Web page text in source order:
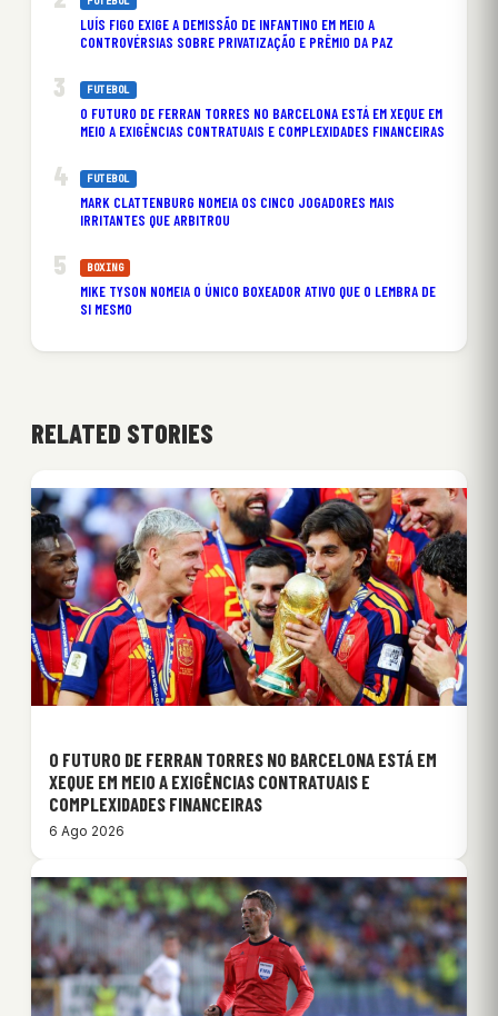
LUÍS FIGO EXIGE A DEMISSÃO DE INFANTINO EM MEIO A
CONTROVÉRSIAS SOBRE PRIVATIZAÇÃO E PRÊMIO DA PAZ
FUTEBOL
O FUTURO DE FERRAN TORRES NO BARCELONA ESTÁ EM XEQUE EM
MEIO A EXIGÊNCIAS CONTRATUAIS E COMPLEXIDADES FINANCEIRAS
FUTEBOL
MARK CLATTENBURG NOMEIA OS CINCO JOGADORES MAIS
IRRITANTES QUE ARBITROU
BOXING
MIKE TYSON NOMEIA O ÚNICO BOXEADOR ATIVO QUE O LEMBRA DE
SI MESMO
RELATED STORIES
O FUTURO DE FERRAN TORRES NO BARCELONA ESTÁ EM
XEQUE EM MEIO A EXIGÊNCIAS CONTRATUAIS E
COMPLEXIDADES FINANCEIRAS
6 Ago 2026